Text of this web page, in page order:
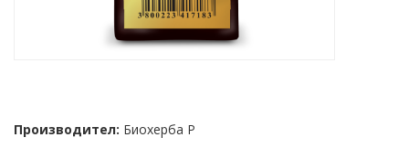
Производител: Биохерба Р